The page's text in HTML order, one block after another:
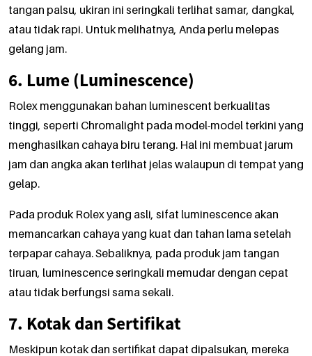
tangan palsu, ukiran ini seringkali terlihat samar, dangkal,
atau tidak rapi. Untuk melihatnya, Anda perlu melepas
gelang jam.
6. Lume (Luminescence)
Rolex menggunakan bahan luminescent berkualitas
tinggi, seperti Chromalight pada model-model terkini yang
menghasilkan cahaya biru terang. Hal ini membuat jarum
jam dan angka akan terlihat jelas walaupun di tempat yang
gelap.
Pada produk Rolex yang asli, sifat luminescence akan
memancarkan cahaya yang kuat dan tahan lama setelah
terpapar cahaya. Sebaliknya, pada produk jam tangan
tiruan, luminescence seringkali memudar dengan cepat
atau tidak berfungsi sama sekali.
7. Kotak dan Sertifikat
Meskipun kotak dan sertifikat dapat dipalsukan, mereka